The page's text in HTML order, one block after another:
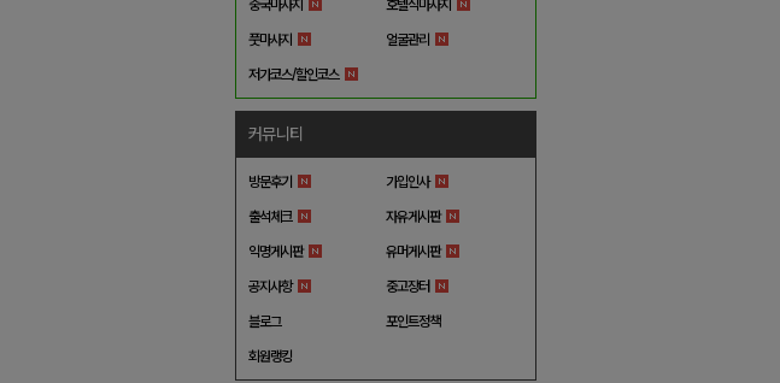
중국마사지 호텔식마사지
풋마사지 얼굴관리
저가코스/할인코스
커뮤니티
방문후기 가입인사
출석체크 자유게시판
익명게시판 유머게시판
공지사항 중고장터
블로그 포인트정책
회원랭킹